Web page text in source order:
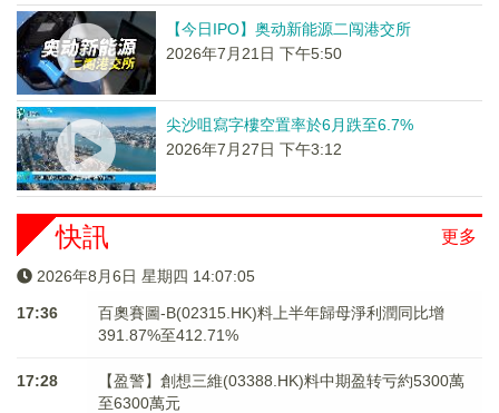
【今日IPO】奥动新能源二闯港交所
2026年7月21日 下午5:50
尖沙咀寫字樓空置率於6月跌至6.7%
2026年7月27日 下午3:12
更多
快訊
2026年8月6日 星期四 14:07:05
17:36
百奧賽圖-B(02315.HK)料上半年歸母淨利潤同比增
391.87%至412.71%
17:28
【盈警】創想三維(03388.HK)料中期盈转亏約5300萬
至6300萬元